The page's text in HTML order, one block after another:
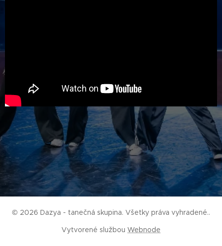
© 2026 Dazya - tanečná skupina. Všetky práva vyhradené..
Vytvorené službou Webnode